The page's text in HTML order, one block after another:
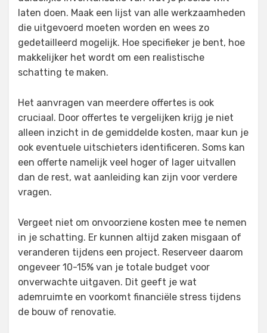
laten doen. Maak een lijst van alle werkzaamheden
die uitgevoerd moeten worden en wees zo
gedetailleerd mogelijk. Hoe specifieker je bent, hoe
makkelijker het wordt om een realistische
schatting te maken.
Het aanvragen van meerdere offertes is ook
cruciaal. Door offertes te vergelijken krijg je niet
alleen inzicht in de gemiddelde kosten, maar kun je
ook eventuele uitschieters identificeren. Soms kan
een offerte namelijk veel hoger of lager uitvallen
dan de rest, wat aanleiding kan zijn voor verdere
vragen.
Vergeet niet om onvoorziene kosten mee te nemen
in je schatting. Er kunnen altijd zaken misgaan of
veranderen tijdens een project. Reserveer daarom
ongeveer 10-15% van je totale budget voor
onverwachte uitgaven. Dit geeft je wat
ademruimte en voorkomt financiële stress tijdens
de bouw of renovatie.